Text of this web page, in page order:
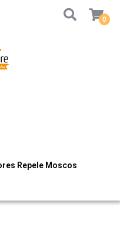
0
Repele Moscos